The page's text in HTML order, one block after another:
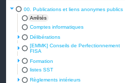
00. Publications et liens anonymes publics
Arrêtés
Comptes informatiques
Délibérations
[EMMK] Conseils de Perfectionnement
FISA
Formation
listes SST
Règlements intérieurs